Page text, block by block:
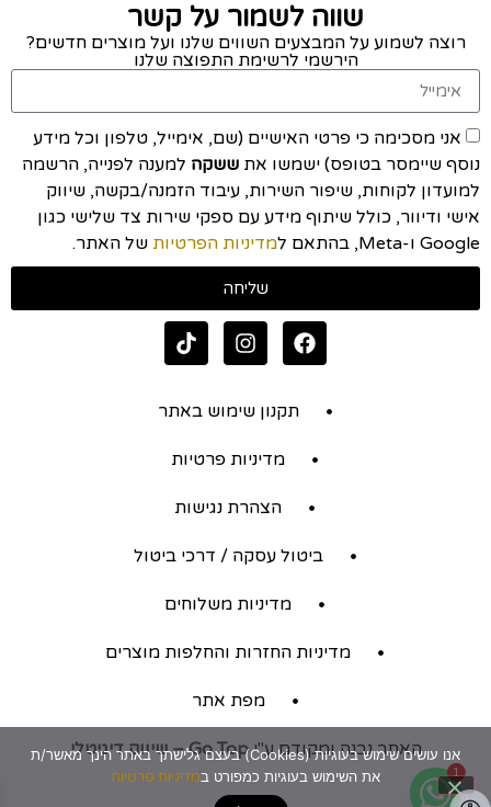
שווה לשמור על קשר
רוצה לשמוע על המבצעים השווים שלנו ועל מוצרים חדשים?
הירשמי לרשימת התפוצה שלנו
אני מסכימה כי פרטי האישיים (שם, אימייל, טלפון וכל מידע
נוסף שיימסר בטופס) ישמשו את ששקה למענה לפנייה, הרשמה
למועדון לקוחות, שיפור השירות, עיבוד הזמנה/בקשה, שיווק
אישי ודיוור, כולל שיתוף מידע עם ספקי שירות צד שלישי כגון
Google ו-Meta, בהתאם ל
מדיניות הפרטיות של האתר.
שליחה
תקנון שימוש באתר
מדיניות פרטיות
הצהרת נגישות
ביטול עסקה / דרכי ביטול
מדיניות משלוחים
מדיניות החזרות והחלפות מוצרים
מפת אתר
האתר נבנה ומקודם ע"יGo Top – שיווק דיגיטלי
אנו עושים שימוש בעוגיות (Cookies) בעצם גלישתך באתר הינך מאשר/ת
את השימוש בעוגיות כמפורט במדיניות פרטיות
1